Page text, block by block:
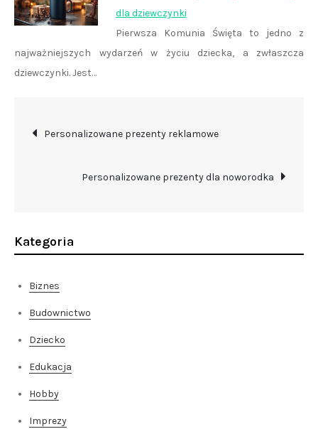
dla dziewczynki
Pierwsza Komunia Święta to jedno z
najważniejszych wydarzeń w życiu dziecka, a zwłaszcza
dziewczynki. Jest…
Nawigacja
wpisu
Personalizowane prezenty reklamowe
Personalizowane prezenty dla noworodka
Kategoria
Biznes
Budownictwo
Dziecko
Edukacja
Hobby
Imprezy